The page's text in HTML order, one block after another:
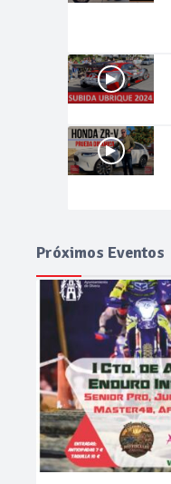
Próximos Eventos